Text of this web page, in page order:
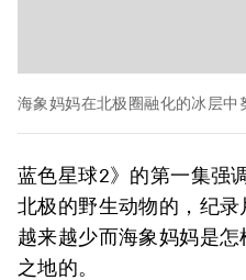
海象妈妈在北极圈融化的冰层中
蓝色星球2》的第一集强
北极的野生动物的，纪
越来越少而海象妈妈是
之地的。